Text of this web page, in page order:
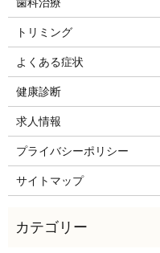
トリミング
よくある症状
健康診断
求人情報
プライバシーポリシー
サイトマップ